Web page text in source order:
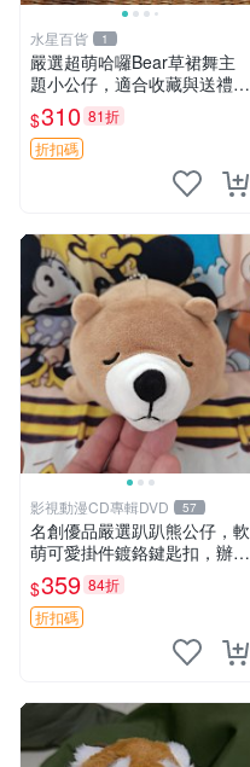
水星百貨 1
嚴選超萌哈囉Bear草裙舞主
題小公仔，適合收藏與送禮 1
00 克 哈囉Bear 草裙舞
$310 81折
折扣碼
影視動漫CD專輯DVD 57
名創優品嚴選趴趴熊公仔，軟
萌可愛掛件鍍鉻鍵匙扣，辦公
放松好選擇 趴趴熊 鍍鉻鍵匙
扣 萬用掛件
$359 84折
折扣碼